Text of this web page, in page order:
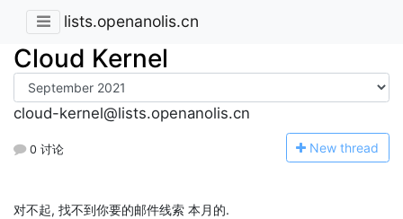
lists.openanolis.cn
Cloud Kernel
cloud-kernel@lists.openanolis.cn
0 讨论 New thread
对不起, 找不到你要的邮件线索 本月的.